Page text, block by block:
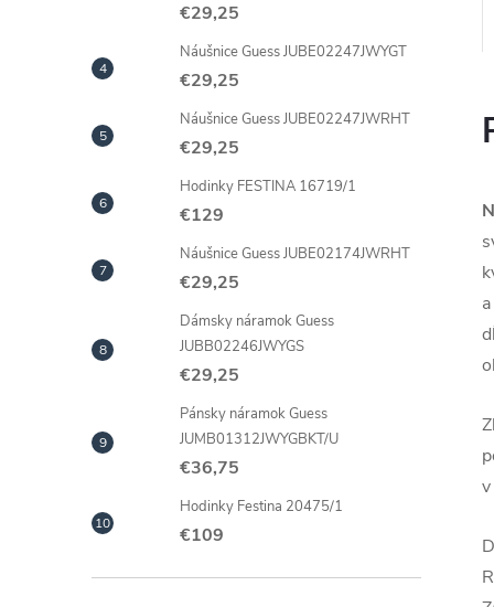
€29,25
Náušnice Guess JUBE02247JWYGT
€29,25
Náušnice Guess JUBE02247JWRHT
€29,25
Hodinky FESTINA 16719/1
€129
Náušnice Guess JUBE02174JWRHT
€29,25
Dámsky náramok Guess
JUBB02246JWYGS
€29,25
Pánsky náramok Guess
JUMB01312JWYGBKT/U
€36,75
Hodinky Festina 20475/1
€109